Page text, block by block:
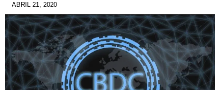
ABRIL 21, 2020